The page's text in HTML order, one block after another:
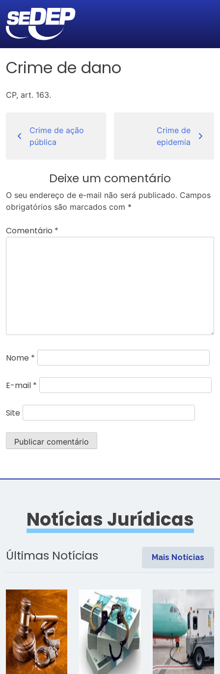
Crime de dano
CP, art. 163.
de
Post
Crime de ação
pública
Crime de
epidemia
Deixe um comentário
O seu endereço de e-mail não será publicado. Campos
obrigatórios são marcados com *
Comentário *
Nome *
E-mail *
Site
Notícias Jurídicas
Últimas Notícias Mais Notícias